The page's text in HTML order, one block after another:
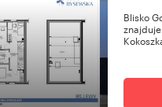
Blisko